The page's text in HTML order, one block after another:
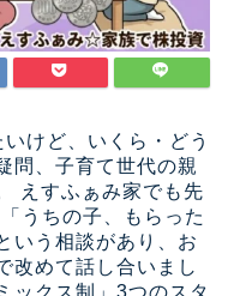
けど、いくら・どう
問、子育て世代の親
えすふぁみ家でも先
うちの子、もらった
いう相談があり、お
改めて話し合いまし